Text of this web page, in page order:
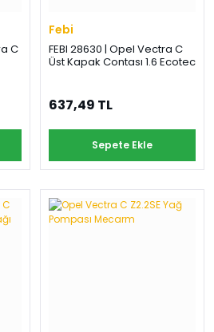
C
Febi
FEBI 28630 | Opel Vectra C
Üst Kapak Contası 1.6 Ecotec
637,49 TL
Sepete Ekle